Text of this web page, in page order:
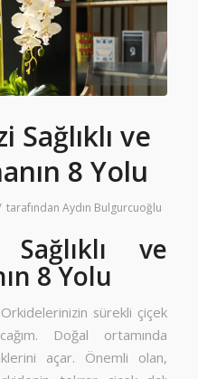
ve
8 Yolu
tarafından Aydın Bulgurcuoğlu
ve
8 Yolu
sürekli çiçek
Doğal ortamında
açar. Önemli olan,